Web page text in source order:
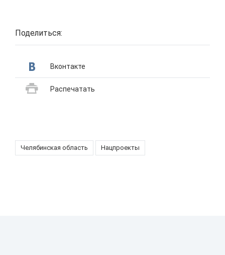
Поделиться:
Вконтакте
Распечатать
Челябинская область Нацпроекты